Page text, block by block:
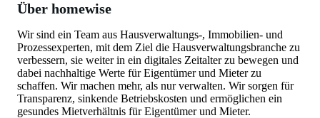
Über homewise
Wir sind ein Team aus Hausverwaltungs-, Immobilien- und
Prozessexperten, mit dem Ziel die Hausverwaltungsbranche zu
verbessern, sie weiter in ein digitales Zeitalter zu bewegen und
dabei nachhaltige Werte für Eigentümer und Mieter zu
schaffen. Wir machen mehr, als nur verwalten. Wir sorgen für
Transparenz, sinkende Betriebskosten und ermöglichen ein
gesundes Mietverhältnis für Eigentümer und Mieter.